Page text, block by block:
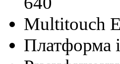
Multitouch
Платформа